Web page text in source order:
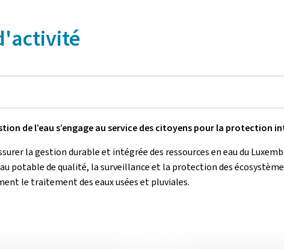
de l’eau s’engage au service des citoyens pour la protection
la gestion durable et intégrée des ressources en eau du
potable de qualité, la surveillance et la protection des
le traitement des eaux usées et pluviales.